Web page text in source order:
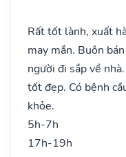
Rất tốt lành, xuất
may mắn. Buôn
người đi sắp về
tốt đẹp. Có bệnh
khỏe.
5h-7h
17h-19h